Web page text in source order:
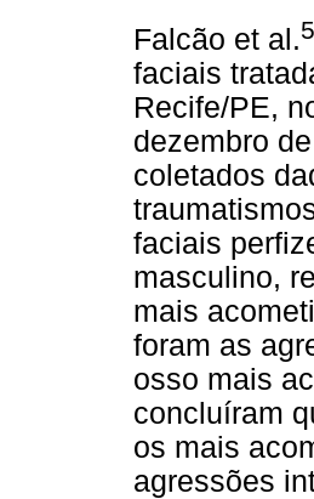
Falcão et al.5
faciais
Recife/PE,
dezembro
coletados
faciais
masculino,
mais
foram as
osso mais
concluíram
os mais
agressões